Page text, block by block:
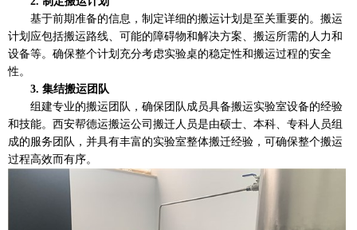
基于前期准备的信息，制定详细的搬运计划是至关重要的。搬运
计划应包括搬运路线、可能的障碍物和解决方案、搬运所需的人力和
设备等。确保整个计划充分考虑实验桌的稳定性和搬运过程的安全
性。
3. 集结搬运团队
组建专业的搬运团队，确保团队成员具备搬运实验室设备的经验
和技能。西安帮德运搬运公司搬迁人员是由硕士、本科、专科人员组
成的服务团队，并具有丰富的实验室整体搬迁经验，可确保整个搬运
过程高效而有序。